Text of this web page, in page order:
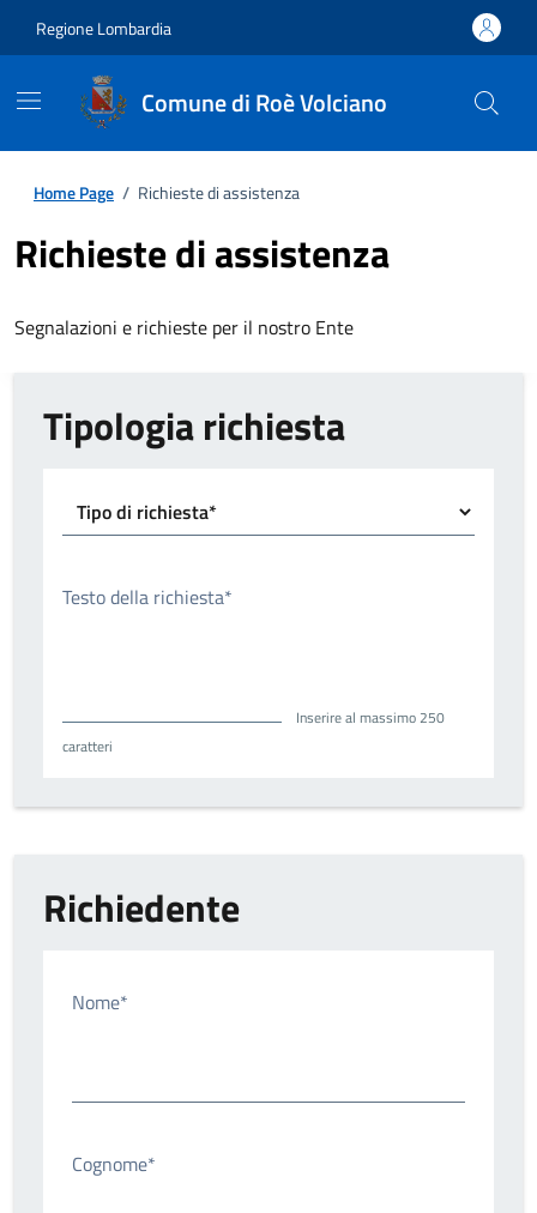
Regione Lombardia
Comune di Roè Volciano
Home Page / Richieste di assistenza
Richieste di assistenza
Segnalazioni e richieste per il nostro Ente
Tipologia richiesta
Testo della richiesta*
Inserire al massimo 250
caratteri
Richiedente
Nome*
Cognome*